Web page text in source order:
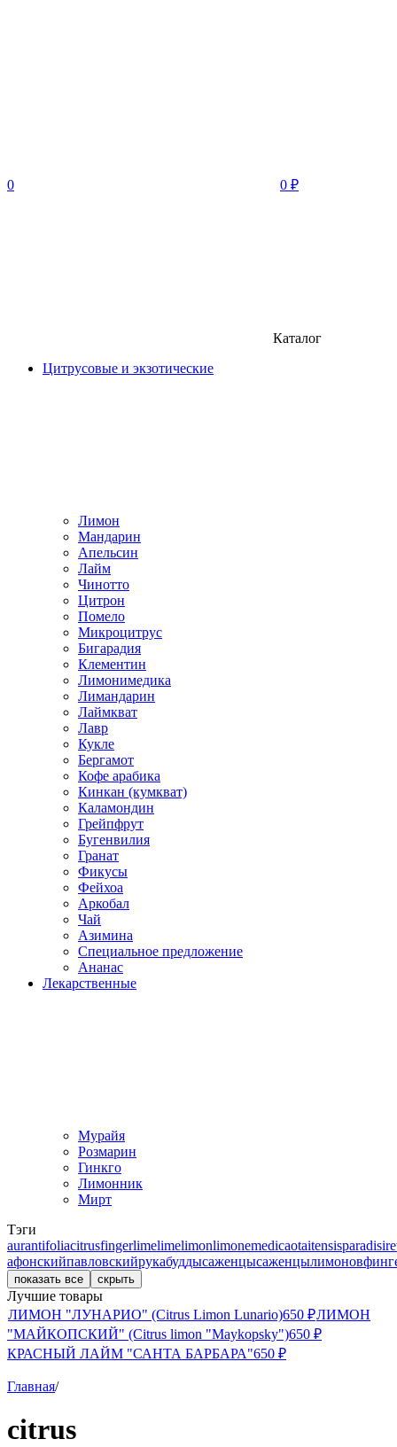
0 0 ₽
Каталог
Цитрусовые и экзотические
Лимон
Мандарин
Апельсин
Лайм
Чинотто
Цитрон
Помело
Микроцитрус
Бигарадия
Клементин
Лимонимедика
Лимандарин
Лаймкват
Лавр
Кукле
Бергамот
Кофе арабика
Кинкан (кумкват)
Каламондин
Грейпфрут
Бугенвилия
Гранат
Фикусы
Фейхоа
Аркобал
Чай
Азимина
Специальное предложение
Ананас
Лекарственные
Мурайя
Розмарин
Гинкго
Лимонник
Мирт
Тэги
aurantifoliacitrusfingerlimelimelimonlimonemedicaotaitensisparadisi
афонскийпавловскийрукабуддысаженцысаженцылимонов
показать все скрыть
Лучшие товары
ЛИМОН "ЛУНАРИО" (Citrus Limon Lunario)650 ₽ЛИМОН
"МАЙКОПСКИЙ" (Citrus limon "Maykopsky")650 ₽
КРАСНЫЙ ЛАЙМ "САНТА БАРБАРА"650 ₽
Главная/
citrus